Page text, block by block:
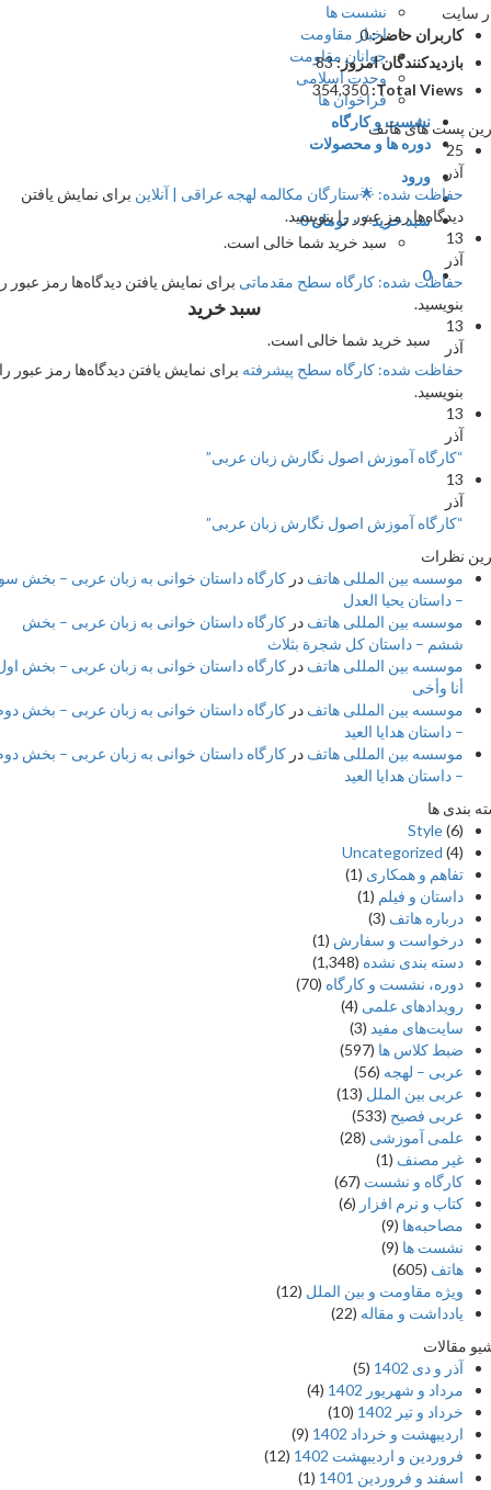
نشست ها
اخبار مقاومت
جوانان مقاومت
وحدت اسلامی
فراخوان ها
نشست و کارگاه
دوره ها و محصولات
ورود
سبد خرید /۰تومان0
سبد خرید شما خالی است.
سبد خرید
سبد خرید شما خالی است.
حاضر:0
امروز:83
Total
354,350
های هاتف
شده: 🌟ستارگان مکالمه لهجه عراقی | آنلاینبرای نمایش یافتن
رمز عبور را بنویسید.
شده: کارگاه سطح مقدماتیبرای نمایش یافتن دیدگاه‌ها رمز عبور را
شده: کارگاه سطح پیشرفتهبرای نمایش یافتن دیدگاه‌ها رمز عبور را
آموزش اصول نگارش زبان عربی”
آموزش اصول نگارش زبان عربی”
بین المللی هاتف درکارگاه داستان خوانی به زبان عربی – بخش سوم
داستان یحیا العدل
بین المللی هاتف درکارگاه داستان خوانی به زبان عربی – بخش
– داستان کل شجرة بثلاث
بین المللی هاتف درکارگاه داستان خوانی به زبان عربی – بخش اول –
وأخی
بین المللی هاتف درکارگاه داستان خوانی به زبان عربی – بخش دوم
داستان هدایا العید
بین المللی هاتف درکارگاه داستان خوانی به زبان عربی – بخش دوم
داستان هدایا العید
ها
Style
Uncategorized
و همکاری(1)
و فیلم(1)
هاتف (3)
و سفارش(1)
بندی نشده (1,348)
نشست و کارگاه(70)
علمی(4)
مفید (3)
کلاس ها(597)
– لهجه (56)
بین الملل(13)
فصیح(533)
آموزشی(28)
مصنف(1)
و نشست(67)
و نرم افزار (6)
(9)
ها(9)
(605)
مقاومت و بین الملل(12)
و مقاله (22)
و دی 1402
(5)
و شهریور 1402
(4)
و تیر 1402
(10)
و خرداد 1402
(9)
و اردیبهشت 1402
(12)
و فروردین 1401
(1)